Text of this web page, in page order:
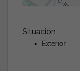
Situación
Exterior